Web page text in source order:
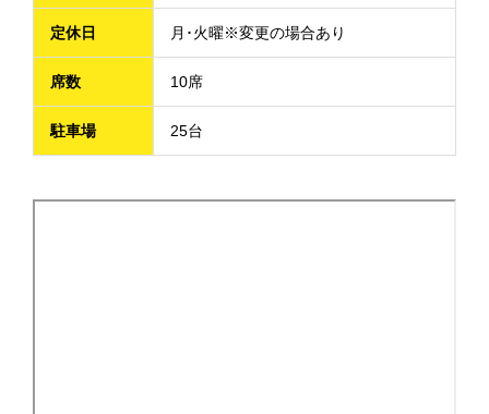
定休日 月･火曜※変更の場合あり
席数 10席
駐車場 25台